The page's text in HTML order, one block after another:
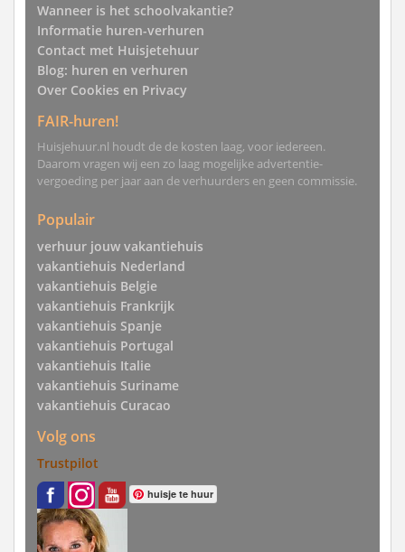
Wanneer is het schoolvakantie?
Informatie huren-verhuren
Contact met Huisjetehuur
Blog: huren en verhuren
Over Cookies en Privacy
FAIR-huren!
Huisjehuur.nl houdt de de kosten laag, voor iedereen.
Daarom vragen wij een zo laag mogelijke advertentie-
vergoeding per jaar aan de verhuurders en geen commissie.
Populair
verhuur jouw vakantiehuis
vakantiehuis Nederland
vakantiehuis Belgie
vakantiehuis Frankrijk
vakantiehuis Spanje
vakantiehuis Portugal
vakantiehuis Italie
vakantiehuis Suriname
vakantiehuis Curacao
Volg ons
Trustpilot
huisje te huur